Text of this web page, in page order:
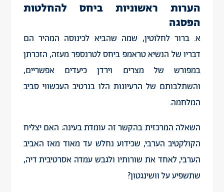
הערות ראשוניות ביחס להחלטות
הפסגה
א. ברור לחלוטין, שמה שהביא לכינוסה המהיר הם
דבריו של הנשיא טראמפ ביחס לטרנספר מעזה, הזכרתן
במפורש של מצרים וירדן כיעדים אפשריים,
והשתלבותם של הרעיונות הלו בנרטיב העכשווי סביב
המלחמה.
השאלה המרכזית בהקשר זה עומדת בעינה: האם יצליח
הקולקטיב הערבי, שכידוע נחלש עד מאוד מאז האביב
הערבי, לאחד את שורותיו ולגבש עמדה אסרטיבית דיה,
שתשפיע על וושינגטון?